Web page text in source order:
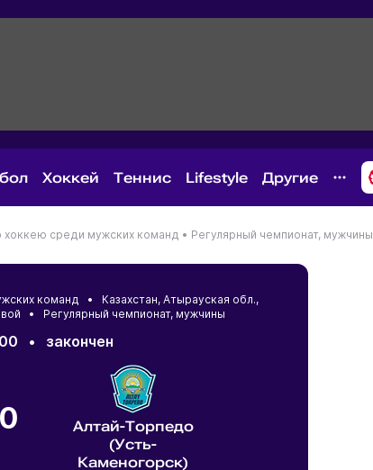
Хоккей Теннис Lifestyle Другие
хоккею среди мужских команд • Регулярный чемпионат, мужчины
команд • Казахстан, Атырауская обл.,
• Регулярный чемпионат, мужчины
• закончен
Алтай-Торпедо
(Усть-
Каменогорск)